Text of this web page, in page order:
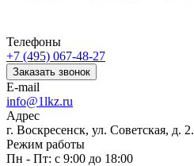
Телефоны
+7 (495) 067-48-27
Заказать звонок
E-mail
info@1lkz.ru
Адрес
г. Воскресенск, ул. Советская, д. 2.
Режим работы
Пн - Пт: с 9:00 до 18:00